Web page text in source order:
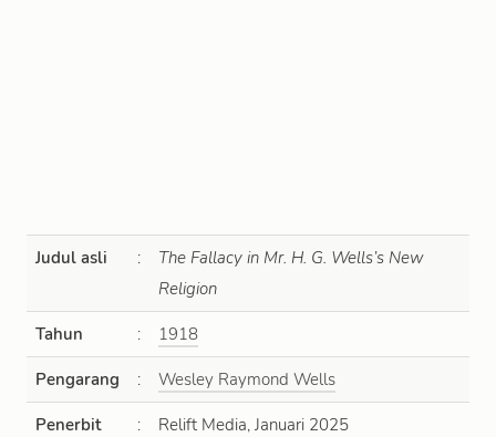
Judul asli :
The Fallacy in Mr. H. G. Wells’s New
Religion
Tahun : 1918
Pengarang : Wesley Raymond Wells
Penerbit : Relift Media, Januari 2025